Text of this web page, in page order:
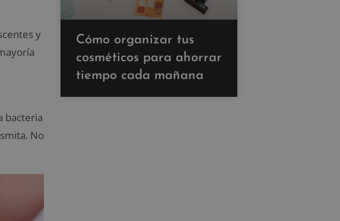
y
bacteria
No
Cómo organizar tus
cosméticos para ahorrar
tiempo cada mañana